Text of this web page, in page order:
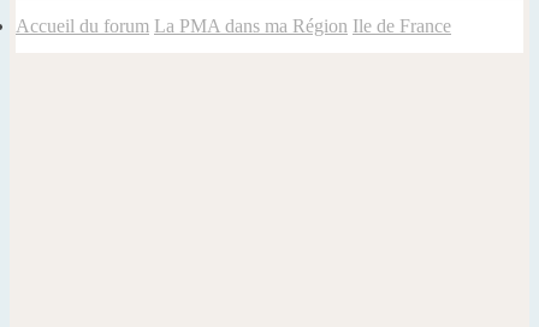
Accueil du forum La PMA dans ma Région Ile de France